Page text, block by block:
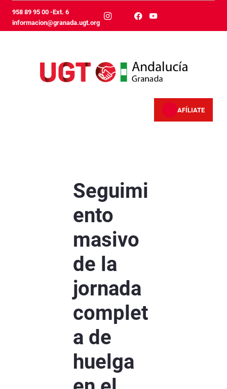
跳转到主内容
958 89 95 00 -Ext. 6
informacion@granada.ugt.org
AFÍLIATE
Seguimi
ento
masivo
de la
jornada
complet
a de
huelga